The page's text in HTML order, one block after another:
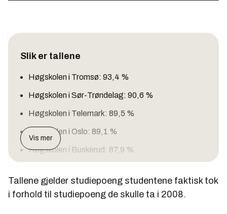
Slik er tallene
Høgskolen i Tromsø: 93,4 %
Høgskolen i Sør-Trøndelag: 90,6 %
Høgskolen i Telemark: 89,5 %
Høgskolen i Oslo: 89,1 %
Høgskolen i Buskerud: 87,9 %
Høgskolen i Stord/Haugesund: 87,2 %
Vis mer
Tallene gjelder studiepoeng studentene faktisk tok
i forhold til studiepoeng de skulle ta i 2008.